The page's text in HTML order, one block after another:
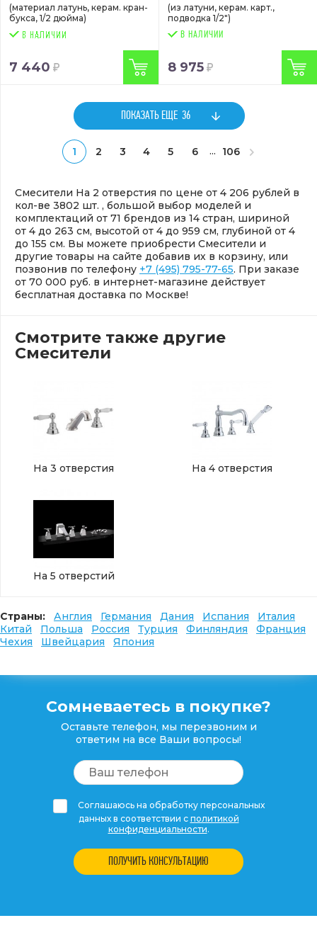
(материал латунь, керам. кран-
букса, 1/2 дюйма)
7 440
(из латуни, керам. карт.,
подводка 1/2")
В НАЛИЧИИ
8 975
ПОКАЗАТЬ ЕЩЕ 36
1 2 3 4 5 6 ... 106
Смесители На 2 отверстия по цене от 4 206 рублей в
кол-ве 3802 шт. , большой выбор моделей и
комплектаций от 71 брендов из 14 стран, шириной
от 4 до 263 см, высотой от 4 до 959 см, глубиной от 4
до 155 см. Вы можете приобрести Смесители и
другие товары на сайте добавив их в корзину, или
позвонив по телефону +7 (495) 795-77-65. При заказе
от 70 000 руб. в интернет-магазине действует
бесплатная доставка по Москве!
Смотрите также другие
Смесители
На 3 отверстия На 4 отверстия
На 5 отверстий
Страны: Англия Германия Дания Испания
Италия
Китай
Польша Россия Турция Финляндия
Франция
Чехия
Швейцария Япония
Сомневаетесь в покупке?
Оставьте телефон, мы перезвоним и
ответим на все Ваши вопросы!
Соглашаюсь на обработку персональных
данных в соответствии с политикой
конфиденциальности.
ПОЛУЧИТЬ КОНСУЛЬТАЦИЮ